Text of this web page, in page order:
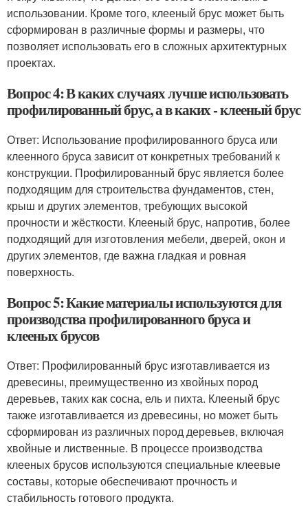
использовании. Кроме того, клееный брус может быть
сформирован в различные формы и размеры, что
позволяет использовать его в сложных архитектурных
проектах.
Вопрос 4: В каких случаях лучше использовать
профилированный брус, а в каких - клееный брус
Ответ: Использование профилированного бруса или
клеенного бруса зависит от конкретных требований к
конструкции. Профилированный брус является более
подходящим для строительства фундаментов, стен,
крыш и других элементов, требующих высокой
прочности и жёсткости. Клееный брус, напротив, более
подходящий для изготовления мебели, дверей, окон и
других элементов, где важна гладкая и ровная
поверхность.
Вопрос 5: Какие материалы используются для
производства профилированного бруса и
клееных брусов
Ответ: Профилированный брус изготавливается из
древесины, преимущественно из хвойных пород
деревьев, таких как сосна, ель и пихта. Клееный брус
также изготавливается из древесины, но может быть
сформирован из различных пород деревьев, включая
хвойные и лиственные. В процессе производства
клееных брусов используются специальные клеевые
составы, которые обеспечивают прочность и
стабильность готового продукта.